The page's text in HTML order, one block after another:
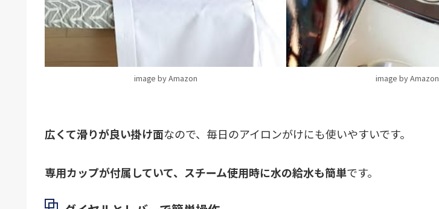
image by Amazon image by Amazon
広くて滑りが良い掛け面なので、毎日のアイロンがけにも使いやすいです。
専用カップが付属していて、スチーム使用時に水の給水も簡単です。